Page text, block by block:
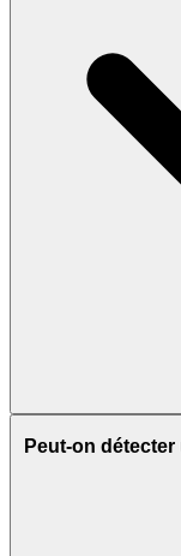
Peut-on